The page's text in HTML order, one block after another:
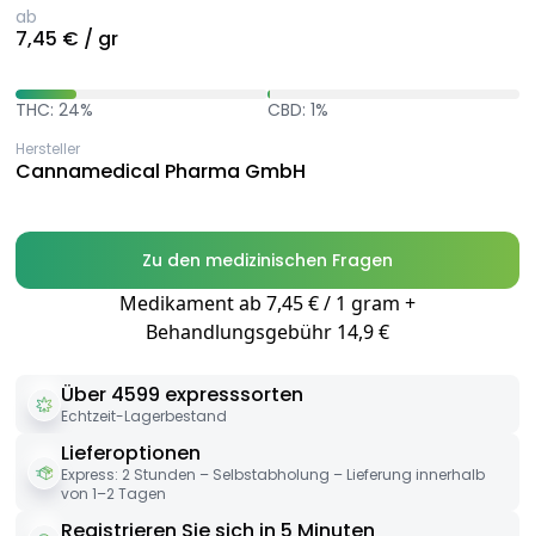
ab
7,45 € / gr
THC: 24% CBD: 1%
Hersteller
Cannamedical Pharma GmbH
Zu den medizinischen Fragen
Medikament ab 7,45 € / 1 gram +
Behandlungsgebühr 14,9 €
Über 4599 expresssorten
Echtzeit-Lagerbestand
Lieferoptionen
Express: 2 Stunden – Selbstabholung – Lieferung innerhalb
von 1–2 Tagen